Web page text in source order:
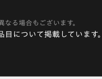
る場合もございます。
について掲載しています。